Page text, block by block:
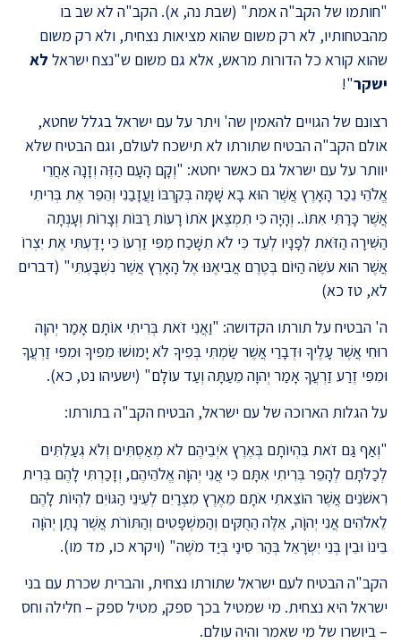
"חותמו של הקב"ה אמת" (שבת נה, א). הקב"ה לא שב בו
מהבטחותיו, לא רק משום שהוא מציאות נצחית, ולא רק משום
שהוא קורא כל הדורות מראש, אלא גם משום ש"נצח ישראל לא
ישקר"!
רצונם של הגויים להאמין שה' ויתר על עם ישראל בגלל שחטא,
אולם הקב"ה הבטיח שתורתו לא תישכח לעולם, וגם הבטיח שלא
יוותר על עם ישראל גם כאשר יחטא: "וְקָם הָעָם הַזֶּה וְזָנָה אַחֲרֵי
אֱלֹהֵי נֵכַר הָאָרֶץ אֲשֶׁר הוּא בָא שָׁמָּה בְּקִרְבּוֹ וַעֲזָבַנִי וְהֵפֵר אֶת בְּרִיתִי
אֲשֶׁר כָּרַתִּי אִתּוֹ.. וְהָיָה כִּי תִמְצֶאןָ אֹתוֹ רָעוֹת רַבּוֹת וְצָרוֹת וְעָנְתָה
הַשִּׁירָה הַזֹּאת לְפָנָיו לְעֵד כִּי לֹא תִשָּׁכַח מִפִּי זַרְעוֹ כִּי יָדַעְתִּי אֶת יִצְרוֹ
אֲשֶׁר הוּא עֹשֶׂה הַיּוֹם בְּטֶרֶם אֲבִיאֶנּוּ אֶל הָאָרֶץ אֲשֶׁר נִשְׁבָּעְתִּי" (דברים
לא, טז כא)
ה' הבטיח על תורתו הקדושה: "וַאֲנִי זֹאת בְּרִיתִי אוֹתָם אָמַר יְהוָה
רוּחִי אֲשֶׁר עָלֶיךָ וּדְבָרַי אֲשֶׁר שַׂמְתִּי בְּפִיךָ לֹא יָמוּשׁוּ מִפִּיךָ וּמִפִּי זַרְעֲךָ
וּמִפִּי זֶרַע זַרְעֲךָ אָמַר יְהוָה מֵעַתָּה וְעַד עוֹלָם" (ישעיהו נט, כא).
על הגלות הארוכה של עם ישראל, הבטיח הקב"ה בתורתו:
"וְאַף גַּם זֹאת בִּהְיוֹתָם בְּאֶרֶץ אֹיְבֵיהֶם לֹא מְאַסְתִּים וְלֹא גְעַלְתִּים
לְכַלֹּתָם לְהָפֵר בְּרִיתִי אִתָּם כִּי אֲנִי יְהוָֹה אֱלֹהֵיהֶם, וְזָכַרְתִּי לָהֶם בְּרִית
רִאשֹׁנִים אֲשֶׁר הוֹצֵאתִי אֹתָם מֵאֶרֶץ מִצְרַיִם לְעֵינֵי הַגּוֹיִם לִהְיוֹת לָהֶם
לֵאלֹהִים אֲנִי יְהוָֹה, אֵלֶּה הַחֻקִּים וְהַמִּשְׁפָּטִים וְהַתּוֹרֹת אֲשֶׁר נָתַן יְהֹוָה
בֵּינוֹ וּבֵין בְּנֵי יִשְׂרָאֵל בְּהַר סִינַי בְּיַד מֹשֶׁה" (ויקרא כו, מד מו).
הקב"ה הבטיח לעם ישראל שתורתו נצחית, והברית שכרת עם בני
ישראל היא נצחית. מי שמטיל בכך ספק, מטיל ספק – חלילה וחס
– ביושרו של מי שאמר והיה עולם.